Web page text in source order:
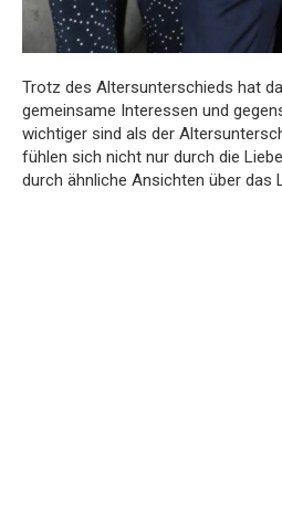
Trotz des Altersunterschieds hat
gemeinsame Interessen und
wichtiger sind als der
fühlen sich nicht nur durch die
durch ähnliche Ansichten über das